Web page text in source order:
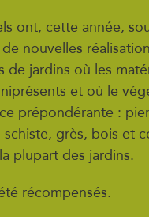
ont, cette année,
nouvelles
de jardins où les
et où le
prépondérante :
grès, bois et
plupart des jardins.
récompensés.